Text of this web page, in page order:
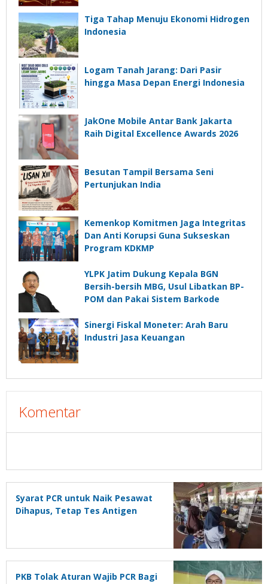
Tiga Tahap Menuju Ekonomi Hidrogen
Indonesia
Logam Tanah Jarang: Dari Pasir
hingga Masa Depan Energi Indonesia
JakOne Mobile Antar Bank Jakarta
Raih Digital Excellence Awards 2026
Besutan Tampil Bersama Seni
Pertunjukan India
Kemenkop Komitmen Jaga Integritas
Dan Anti Korupsi Guna Sukseskan
Program KDKMP
YLPK Jatim Dukung Kepala BGN
Bersih-bersih MBG, Usul Libatkan BP-
POM dan Pakai Sistem Barkode
Sinergi Fiskal Moneter: Arah Baru
Industri Jasa Keuangan
Komentar
Syarat PCR untuk Naik Pesawat
Dihapus, Tetap Tes Antigen
PKB Tolak Aturan Wajib PCR Bagi